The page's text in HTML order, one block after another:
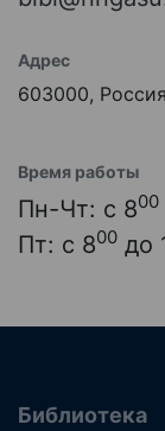
Адрес
603000,
Время работы
Пн-Чт: с 800
Пт: с 800 до
Библиотека